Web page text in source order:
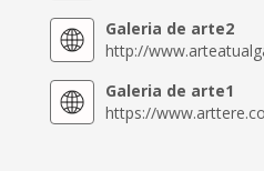
Galeria de arte2
http://
Galeria de arte1
https://